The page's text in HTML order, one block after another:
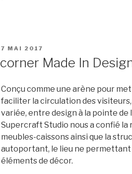
PUBLIÉ
7 MAI 2017
corner Made In
Conçu comme une arène pour
faciliter la circulation des
variée, entre design à la pointe de
Supercraft Studio nous a confié la
meubles-caissons ainsi que la
autoportant, le lieu ne permettant
éléments de décor.